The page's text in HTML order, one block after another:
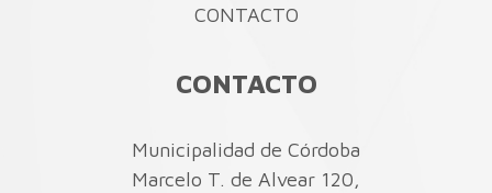
CONTACTO
CONTACTO
Municipalidad de Córdoba
Marcelo T. de Alvear 120,